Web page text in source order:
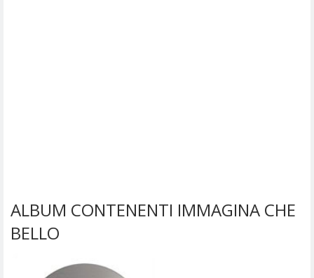
ALBUM CONTENENTI IMMAGINA CHE
BELLO